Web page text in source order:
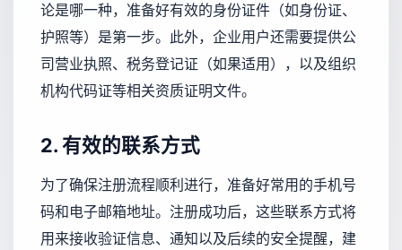
论是哪一种，准备好有效的身份证件（如身份证、
护照等）是第一步。此外，企业用户还需要提供公
司营业执照、税务登记证（如果适用），以及组织
机构代码证等相关资质证明文件。
2. 有效的联系方式
为了确保注册流程顺利进行，准备好常用的手机号
码和电子邮箱地址。注册成功后，这些联系方式将
用来接收验证信息、通知以及后续的安全提醒，建